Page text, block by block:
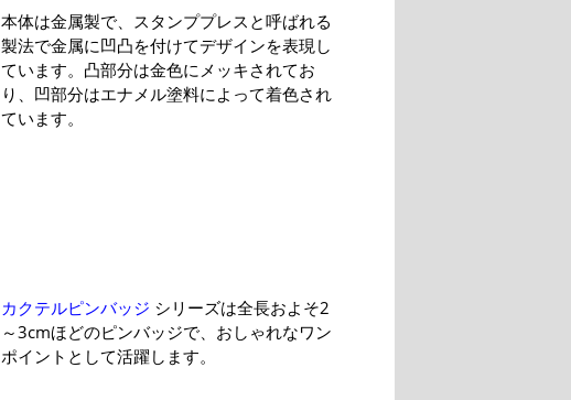
本体は金属製で、スタンププレスと呼ばれる
製法で金属に凹凸を付けてデザインを表現し
ています。凸部分は金色にメッキされてお
り、凹部分はエナメル塗料によって着色され
ています。
カクテルピンバッジ シリーズは全長およそ2
～3cmほどのピンバッジで、おしゃれなワン
ポイントとして活躍します。